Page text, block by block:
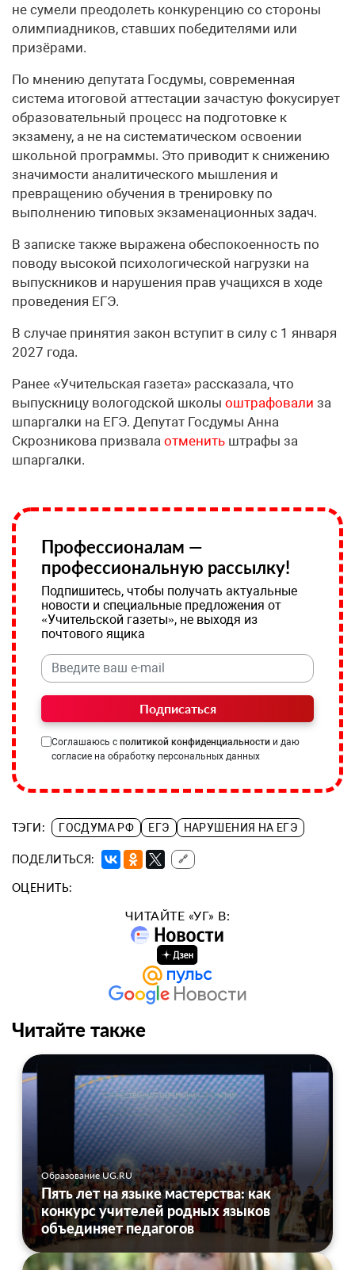
не сумели преодолеть конкуренцию со стороны
олимпиадников, ставших победителями или
призёрами.
По мнению депутата Госдумы, современная
система итоговой аттестации зачастую фокусирует
образовательный процесс на подготовке к
экзамену, а не на систематическом освоении
школьной программы. Это приводит к снижению
значимости аналитического мышления и
превращению обучения в тренировку по
выполнению типовых экзаменационных задач.
В записке также выражена обеспокоенность по
поводу высокой психологической нагрузки на
выпускников и нарушения прав учащихся в ходе
проведения ЕГЭ.
В случае принятия закон вступит в силу с 1 января
2027 года.
Ранее «Учительская газета» рассказала, что
выпускницу вологодской школы оштрафовали за
шпаргалки на ЕГЭ. Депутат Госдумы Анна
Скрозникова призвала отменить штрафы за
шпаргалки.
Профессионалам —
профессиональную рассылку!
Подпишитесь, чтобы получать актуальные
новости и специальные предложения от
«Учительской газеты», не выходя из
почтового ящика
Подписаться
Соглашаюсь с политикой конфиденциальности и даю
согласие на обработку персональных данных
ТЭГИ: ГОСДУМА РФ ЕГЭ НАРУШЕНИЯ НА ЕГЭ
ПОДЕЛИТЬСЯ: 🔗
ОЦЕНИТЬ:
ЧИТАЙТЕ «УГ» В:
Читайте также
Образование UG.RU
Пять лет на языке мастерства: как
конкурс учителей родных языков
объединяет педагогов